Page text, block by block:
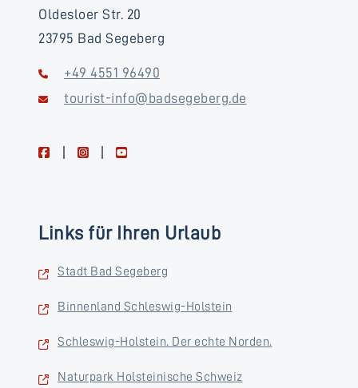
Oldesloer Str. 20
23795 Bad Segeberg
+49 4551 96490
tourist-info@badsegeberg.de
facebookinstagramyoutube
Links für Ihren Urlaub
Stadt Bad Segeberg
Binnenland Schleswig-Holstein
Schleswig-Holstein. Der echte Norden.
Naturpark Holsteinische Schweiz